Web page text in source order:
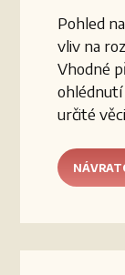
Pohled
vliv na
Vhodné
určité